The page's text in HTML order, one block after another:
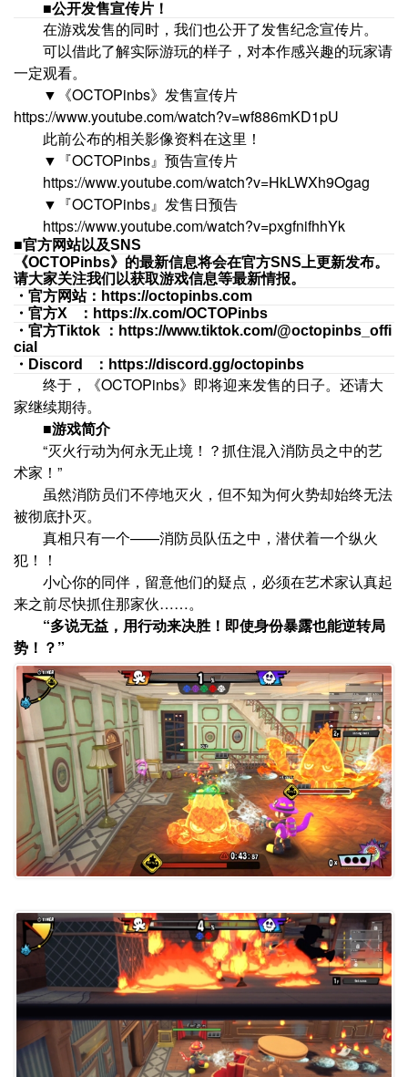
■公开发售宣传片！
在游戏发售的同时，我们也公开了发售纪念宣传片。
可以借此了解实际游玩的样子，对本作感兴趣的玩家请
一定观看。
▼《OCTOPinbs》发售宣传片
https://www.youtube.com/watch?v=wf886mKD1pU
此前公布的相关影像资料在这里！
▼『OCTOPinbs』预告宣传片
https://www.youtube.com/watch?v=HkLWXh9Ogag
▼『OCTOPinbs』发售日预告
https://www.youtube.com/watch?v=pxgfnifhhYk
■官方网站以及SNS
《OCTOPinbs》的最新信息将会在官方SNS上更新发布。
请大家关注我们以获取游戏信息等最新情报。
・官方网站：https://octopinbs.com
・官方X ：https://x.com/OCTOPinbs
・官方Tiktok ：https://www.tiktok.com/@octopinbs_offi
cial
・Discord ：https://discord.gg/octopinbs
终于，《OCTOPinbs》即将迎来发售的日子。还请大
家继续期待。
■游戏简介
“灭火行动为何永无止境！？抓住混入消防员之中的艺
术家！”
虽然消防员们不停地灭火，但不知为何火势却始终无法
被彻底扑灭。
真相只有一个——消防员队伍之中，潜伏着一个纵火
犯！！
小心你的同伴，留意他们的疑点，必须在艺术家认真起
来之前尽快抓住那家伙……。
“多说无益，用行动来决胜！即使身份暴露也能逆转局
势！？”